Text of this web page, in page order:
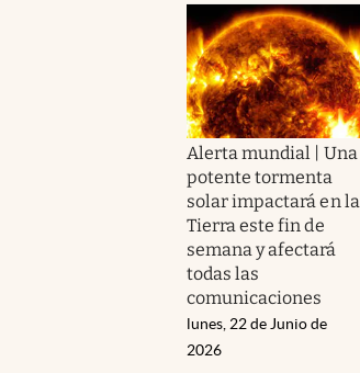
Alerta mundial | Una
potente tormenta
solar impactará en la
Tierra este fin de
semana y afectará
todas las
comunicaciones
lunes, 22 de Junio de
2026